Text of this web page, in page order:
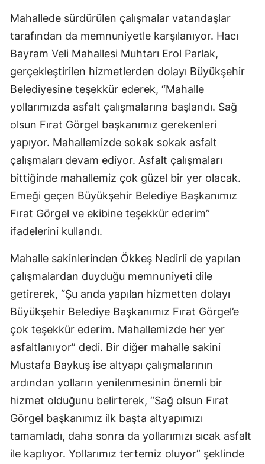
Mahallede sürdürülen çalışmalar vatandaşlar
tarafından da memnuniyetle karşılanıyor. Hacı
Bayram Veli Mahallesi Muhtarı Erol Parlak,
gerçekleştirilen hizmetlerden dolayı Büyükşehir
Belediyesine teşekkür ederek, “Mahalle
yollarımızda asfalt çalışmalarına başlandı. Sağ
olsun Fırat Görgel başkanımız gerekenleri
yapıyor. Mahallemizde sokak sokak asfalt
çalışmaları devam ediyor. Asfalt çalışmaları
bittiğinde mahallemiz çok güzel bir yer olacak.
Emeği geçen Büyükşehir Belediye Başkanımız
Fırat Görgel ve ekibine teşekkür ederim”
ifadelerini kullandı.
Mahalle sakinlerinden Ökkeş Nedirli de yapılan
çalışmalardan duyduğu memnuniyeti dile
getirerek, “Şu anda yapılan hizmetten dolayı
Büyükşehir Belediye Başkanımız Fırat Görgel’e
çok teşekkür ederim. Mahallemizde her yer
asfaltlanıyor” dedi. Bir diğer mahalle sakini
Mustafa Baykuş ise altyapı çalışmalarının
ardından yolların yenilenmesinin önemli bir
hizmet olduğunu belirterek, “Sağ olsun Fırat
Görgel başkanımız ilk başta altyapımızı
tamamladı, daha sonra da yollarımızı sıcak asfalt
ile kaplıyor. Yollarımız tertemiz oluyor” şeklinde